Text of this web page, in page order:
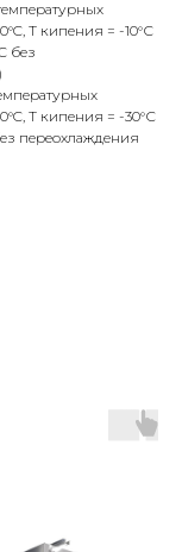
Т кипения = -10°С
без
Т кипения = -30°С
переохлаждения